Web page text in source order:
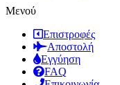
Μενού
Επιστροφές
Αποστολή
Εγγύηση
FAQ